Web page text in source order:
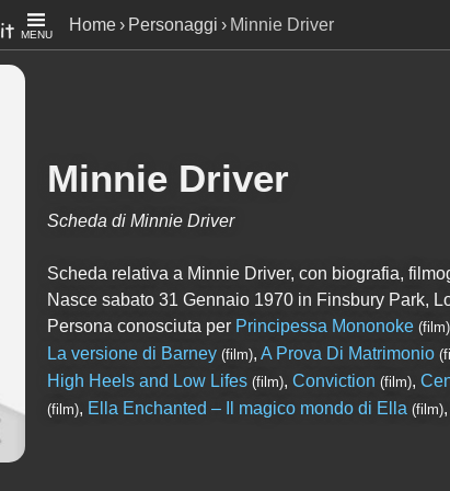
MENU
Home Personaggi Minnie Driver
Minnie Driver
Scheda di Minnie Driver
Scheda relativa a Minnie Driver, con biografia,
Nasce sabato 31 Gennaio 1970 in Finsbury Park,
Persona conosciuta per Principessa Mononoke (film)
La versione di Barney (film), A Prova Di Matrimonio
High Heels and Low Lifes (film), Conviction (film),
(film), Ella Enchanted – Il magico mondo di Ella (film),